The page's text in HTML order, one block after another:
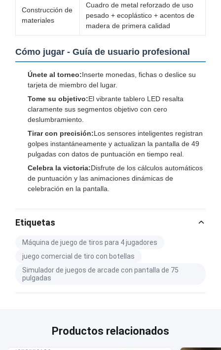
Construcción de
materiales
Cuadro de metal reforzado de uso
pesado + ecoplástico + acentos de
madera de primera calidad
Cómo jugar - Guía de usuario profesional
Únete al torneo:Inserte monedas, fichas o deslice su
tarjeta de miembro del lugar.
Tome su objetivo:El vibrante tablero LED resalta
claramente sus segmentos objetivo con cero
deslumbramiento.
Tirar con precisión:Los sensores inteligentes registran
golpes instantáneamente y actualizan la pantalla de 49
pulgadas con datos de puntuación en tiempo real.
Celebra la victoria:Disfrute de los cálculos automáticos
de puntuación y las animaciones dinámicas de
celebración en la pantalla.
Etiquetas
Máquina de juego de tiros para 4 jugadores
juego comercial de tiro con botellas
Simulador de juegos de arcade con pantalla de 75
pulgadas
Productos relacionados